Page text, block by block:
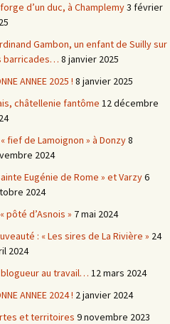
d’un duc, à Champlemy3 février
Gambon, un enfant de Suilly sur
barricades… 8 janvier 2025
ANNEE 2025 ! 8 janvier 2025
châtellenie fantôme 12 décembre
fief de Lamoignon » à Donzy8
2024
Eugénie de Rome » et Varzy6
2024
pôté d’Asnois » 7 mai 2024
: « Les sires de La Rivière » 24
2024
blogueur au travail… 12 mars 2024
ANNEE 2024 ! 2 janvier 2024
et territoires 9 novembre 2023